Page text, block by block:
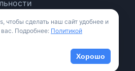
чтобы сделать наш сайт удобнее и
Подробнее: Политикой
Хорошо